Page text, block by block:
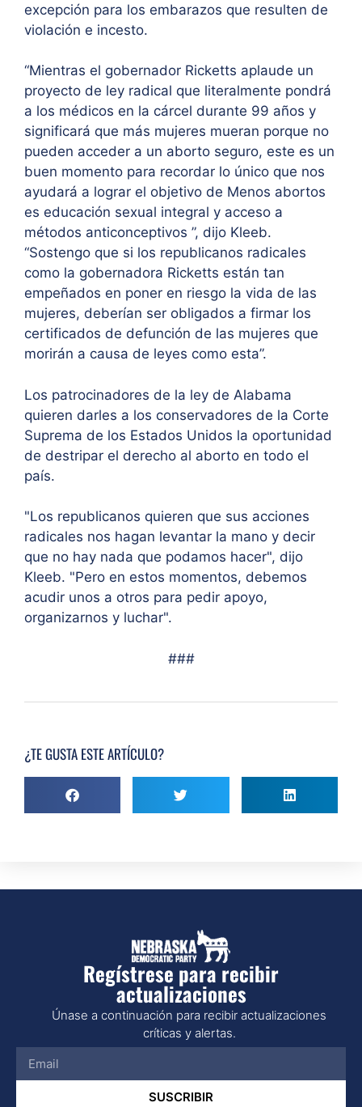
excepción para los embarazos que resulten de
violación e incesto.
“Mientras el gobernador Ricketts aplaude un
proyecto de ley radical que literalmente pondrá
a los médicos en la cárcel durante 99 años y
significará que más mujeres mueran porque no
pueden acceder a un aborto seguro, este es un
buen momento para recordar lo único que nos
ayudará a lograr el objetivo de Menos abortos
es educación sexual integral y acceso a
métodos anticonceptivos ”, dijo Kleeb.
“Sostengo que si los republicanos radicales
como la gobernadora Ricketts están tan
empeñados en poner en riesgo la vida de las
mujeres, deberían ser obligados a firmar los
certificados de defunción de las mujeres que
morirán a causa de leyes como esta”.
Los patrocinadores de la ley de Alabama
quieren darles a los conservadores de la Corte
Suprema de los Estados Unidos la oportunidad
de destripar el derecho al aborto en todo el
país.
"Los republicanos quieren que sus acciones
radicales nos hagan levantar la mano y decir
que no hay nada que podamos hacer", dijo
Kleeb. "Pero en estos momentos, debemos
acudir unos a otros para pedir apoyo,
organizarnos y luchar".
###
¿TE GUSTA ESTE ARTÍCULO?
Regístrese para recibir
actualizaciones
Únase a continuación para recibir actualizaciones
críticas y alertas.
SUSCRIBIR